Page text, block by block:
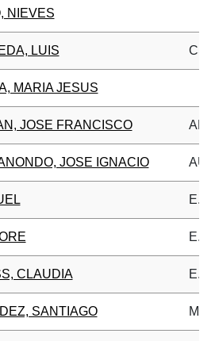
NIEVES
LUIS
MARIA JESUS
JOSE FRANCISCO
JOSE IGNACIO
E.
E.
CLAUDIA E.
SANTIAGO